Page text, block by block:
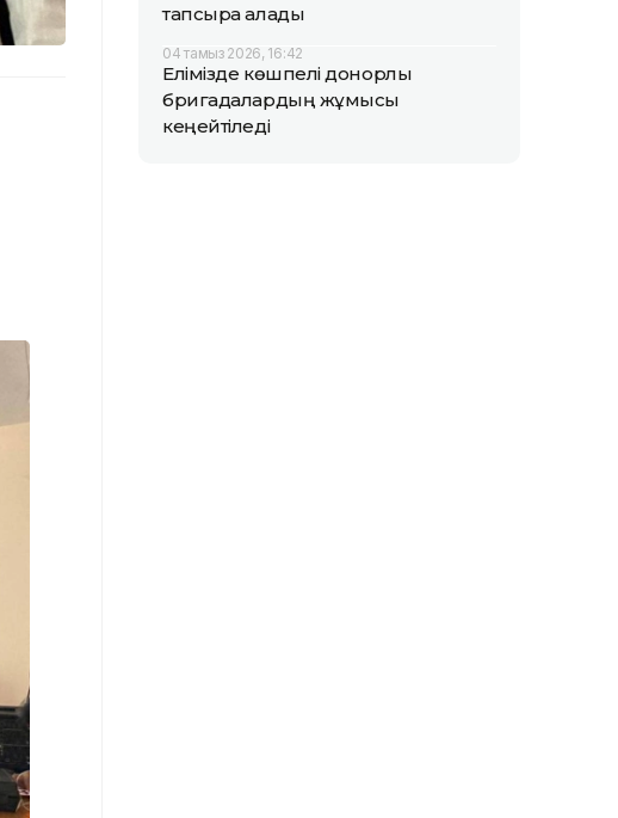
тапсыра алады
04 тамыз 2026, 16:42
Елімізде көшпелі донорлық
бригадалардың жұмысы
кеңейтіледі